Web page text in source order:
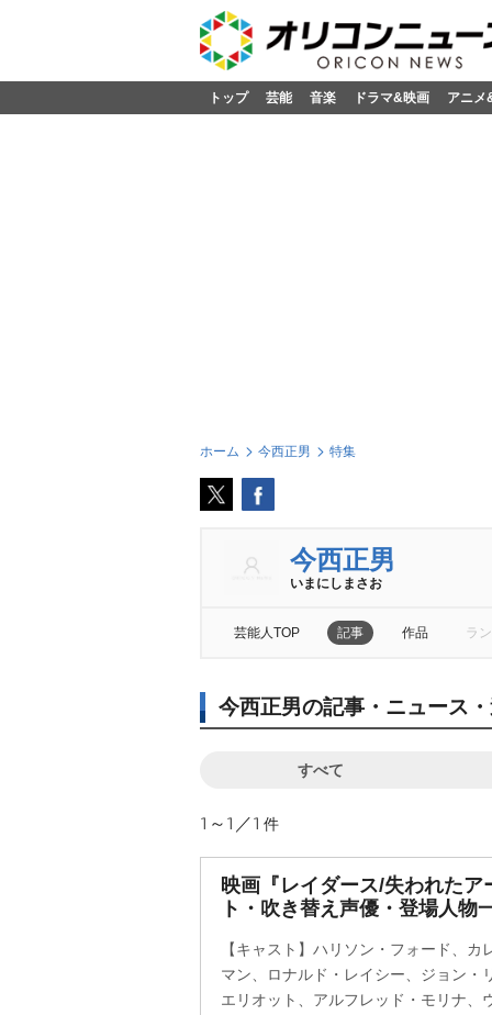
トップ 芸能 音楽 ドラマ&映画 アニメ
ホーム 今西正男 特集
今西正男
いまにしまさお
芸能人TOP 記事 作品 ラ
今西正男の記事・ニュース
すべて
1～1／1 件
映画『レイダース/失われたア
ト・吹き替え声優・登場人物
【キャスト】ハリソン・フォード、
マン、ロナルド・レイシー、ジョン・
エリオット、アルフレッド・モリナ、